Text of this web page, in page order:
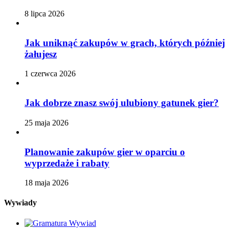
8 lipca 2026
Jak uniknąć zakupów w grach, których później
żałujesz
1 czerwca 2026
Jak dobrze znasz swój ulubiony gatunek gier?
25 maja 2026
Planowanie zakupów gier w oparciu o
wyprzedaże i rabaty
18 maja 2026
Wywiady